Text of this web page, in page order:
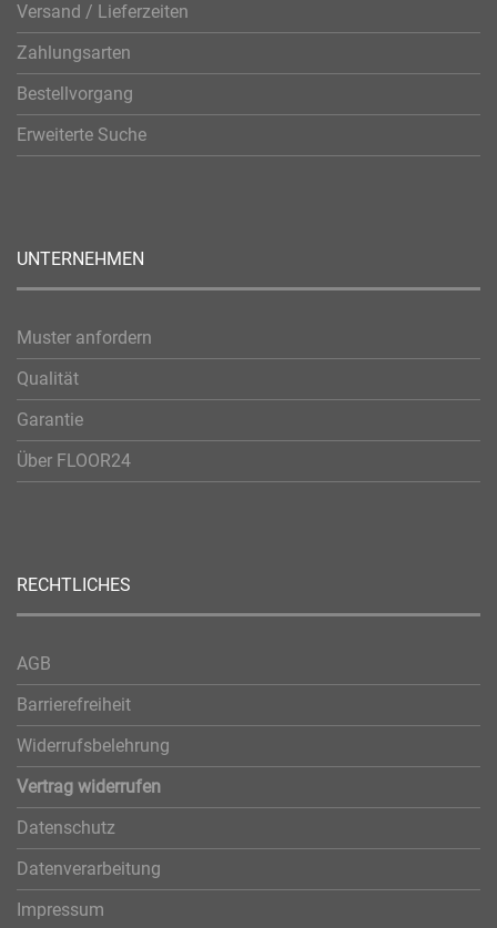
Versand / Lieferzeiten
Zahlungsarten
Bestellvorgang
Erweiterte Suche
UNTERNEHMEN
Muster anfordern
Qualität
Garantie
Über FLOOR24
RECHTLICHES
AGB
Barrierefreiheit
Widerrufsbelehrung
Vertrag widerrufen
Datenschutz
Datenverarbeitung
Impressum